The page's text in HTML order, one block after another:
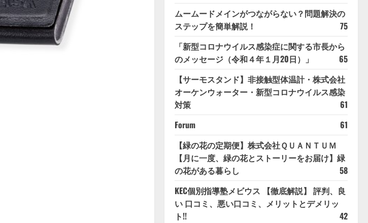
ムームードメインがつながらない？問題解決の
ステップを簡単解説！
75
「新型コロナウイルス感染症に関する市長から
のメッセージ（令和４年１月20日）」
65
【サーモスタンド】非接触型体温計・株式会社
オーケンウォーター・新型コロナウイルス感染
対策
61
Forum
61
【緑の花の定期便】株式会社ＱＵＡＮＴＵＭ
【月に一度、緑の花とストーリーをお届け】緑
の花がある暮らし
58
KEC個別指導塾メビウス 【徹底解説】 評判、良
い 口コミ、悪い口コミ、メリットとデメリッ
ト!!
42